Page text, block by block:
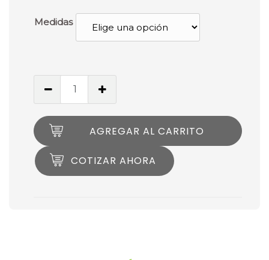
Medidas
AGREGAR AL CARRITO
COTIZAR AHORA